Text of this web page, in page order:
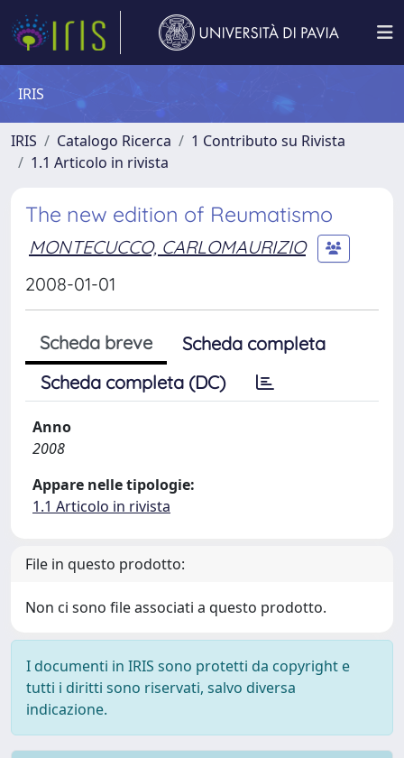
IRIS
IRIS Catalogo Ricerca
1 Contributo su Rivista
1.1 Articolo in rivista
The new edition of Reumatismo
MONTECUCCO, CARLOMAURIZIO
2008-01-01
Scheda breve
Scheda completa
Scheda completa (DC)
Anno
2008
Appare nelle tipologie:
1.1 Articolo in rivista
File in questo prodotto:
Non ci sono file associati a questo prodotto.
I documenti in IRIS sono protetti da copyright e
tutti i diritti sono riservati, salvo diversa
indicazione.